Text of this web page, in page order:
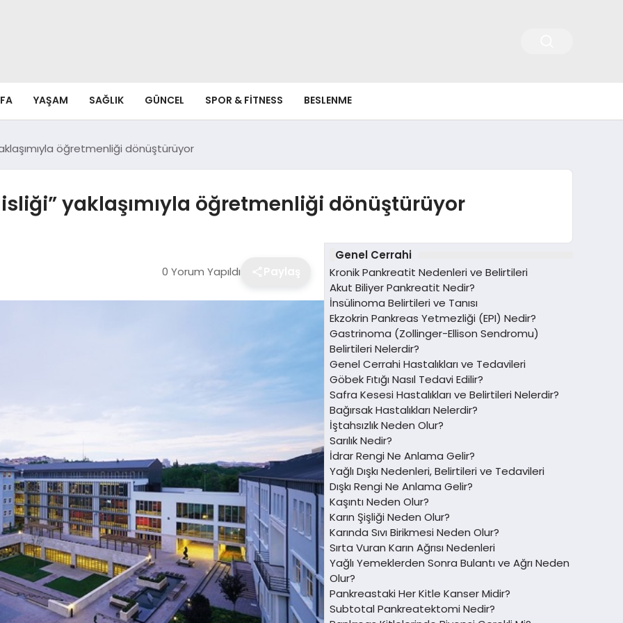
YAŞAM SAĞLIK GÜNCEL SPOR & FITNESS BESLENME
öğretmenliği dönüştürüyor
yaklaşımıyla öğretmenliği dönüştürüyor
0 Yorum Yapıldı
Genel Cerrahi
Kronik Pankreatit Nedenleri ve Belirtileri
Akut Biliyer Pankreatit Nedir?
İnsülinoma Belirtileri ve Tanısı
Ekzokrin Pankreas Yetmezliği (EPI) Nedir?
Gastrinoma (Zollinger-Ellison Sendromu)
Belirtileri Nelerdir?
Genel Cerrahi Hastalıkları ve Tedavileri
Göbek Fıtığı Nasıl Tedavi Edilir?
Safra Kesesi Hastalıkları ve Belirtileri Nelerdir?
Bağırsak Hastalıkları Nelerdir?
İştahsızlık Neden Olur?
Sarılık Nedir?
İdrar Rengi Ne Anlama Gelir?
Yağlı Dışkı Nedenleri, Belirtileri ve Tedavileri
Dışkı Rengi Ne Anlama Gelir?
Kaşıntı Neden Olur?
Karın Şişliği Neden Olur?
Karında Sıvı Birikmesi Neden Olur?
Sırta Vuran Karın Ağrısı Nedenleri
Yağlı Yemeklerden Sonra Bulantı ve Ağrı Neden
Olur?
Pankreastaki Her Kitle Kanser Midir?
Subtotal Pankreatektomi Nedir?